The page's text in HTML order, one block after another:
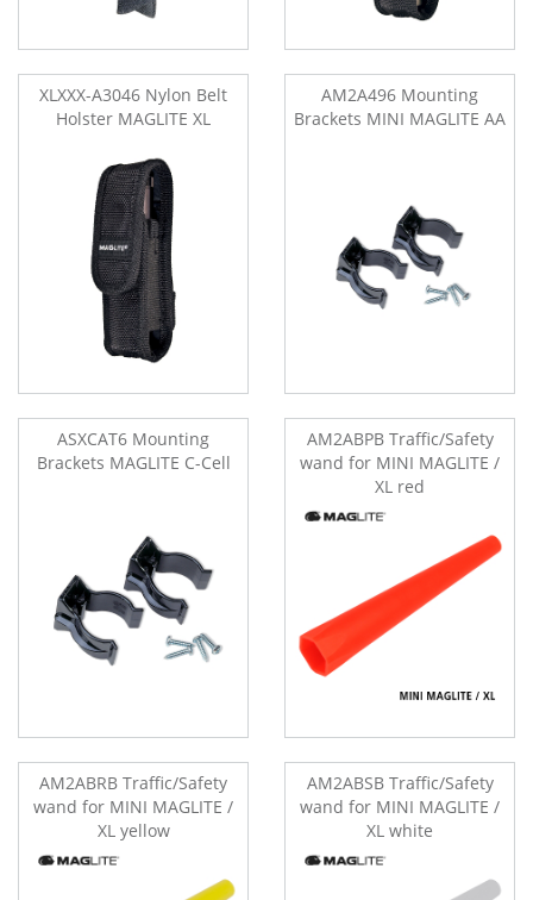
XLXXX-A3046 Nylon Belt
Holster MAGLITE XL
AM2A496 Mounting
Brackets MINI MAGLITE AA
ASXCAT6 Mounting
Brackets MAGLITE C-Cell
AM2ABPB Traffic/Safety
wand for MINI MAGLITE /
XL red
AM2ABRB Traffic/Safety
wand for MINI MAGLITE /
XL yellow
AM2ABSB Traffic/Safety
wand for MINI MAGLITE /
XL white